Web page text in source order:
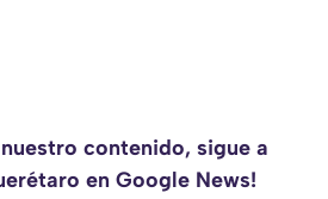
contenido, sigue a
en Google News!